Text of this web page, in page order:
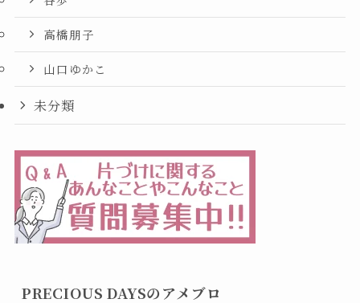
高橋朋子
山口ゆかこ
未分類
PRECIOUS DAYSのアメブロ